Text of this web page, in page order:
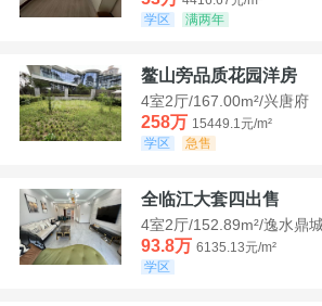
学区
满两年
鳌山旁品质花园洋房
4室2厅/167.00m²/兴唐府
258万 15449.1元/m²
学区
急售
全临江大套四出售
4室2厅/152.89m²/逸水鼎
93.8万 6135.13元/m²
学区